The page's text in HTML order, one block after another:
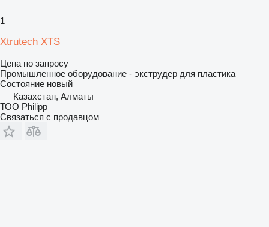
1
Xtrutech XTS
Цена по запросу
Промышленное оборудование - экструдер для пластика
Состояние новый
Казахстан, Алматы
ТОО Philipp
Связаться с продавцом